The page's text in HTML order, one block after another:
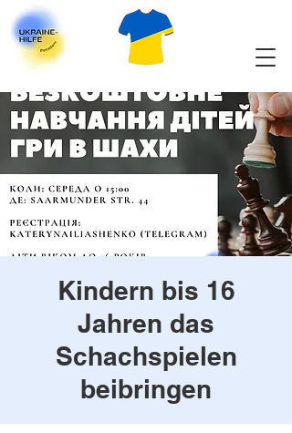
Kindern bis 16
Jahren das
Schachspielen
beibringen